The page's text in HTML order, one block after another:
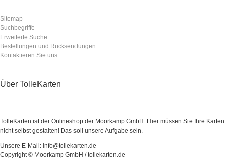
Sitemap
Suchbegriffe
Erweiterte Suche
Bestellungen und Rücksendungen
Kontaktieren Sie uns
Über TolleKarten
TolleKarten ist der Onlineshop der Moorkamp GmbH: Hier müssen Sie Ihre Karten
nicht selbst gestalten! Das soll unsere Aufgabe sein.
Unsere E-Mail: info@tollekarten.de
Copyright © Moorkamp GmbH / tollekarten.de